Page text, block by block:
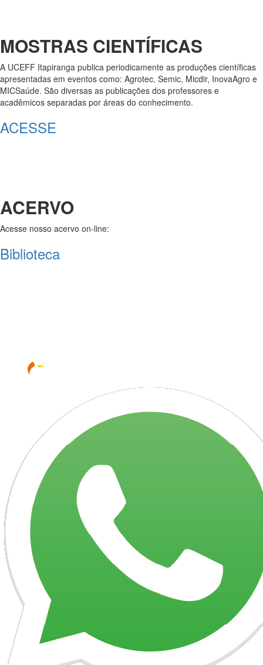
MOSTRAS CIENTÍFICAS
A UCEFF Itapiranga publica periodicamente as produções científicas
apresentadas em eventos como: Agrotec, Semic, Micdir, InovaAgro e
MICSaúde. São diversas as publicações dos professores e
acadêmicos separadas por áreas do conhecimento.
ACESSE
ACERVO
Acesse nosso acervo on-line:
Biblioteca